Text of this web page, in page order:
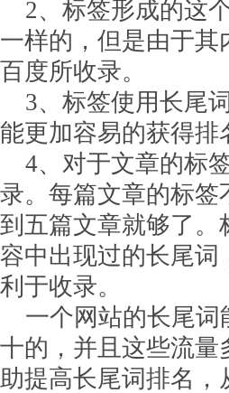
2、标签形成的这
一样的，但是由于
百度所收录。
3、标签使用长尾
能更加容易的获得排
4、对于文章的标
录。每篇文章的标
到五篇文章就够了
容中出现过的长尾
利于收录。
一个网站的长尾词
十的，并且这些流
助提高长尾词排名